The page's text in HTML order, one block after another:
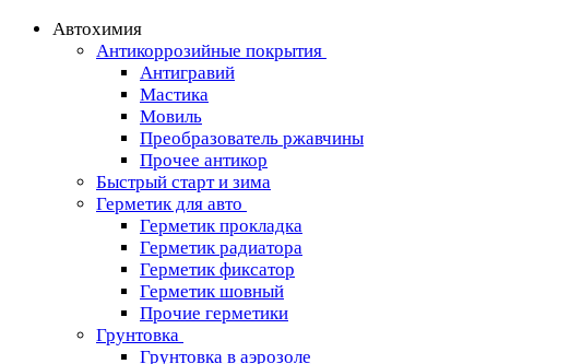
Автохимия
Антикоррозийные покрытия
Антигравий
Мастика
Мовиль
Преобразователь ржавчины
Прочее антикор
Быстрый старт и зима
Герметик для авто
Герметик прокладка
Герметик радиатора
Герметик фиксатор
Герметик шовный
Прочие герметики
Грунтовка
Грунтовка в аэрозоле